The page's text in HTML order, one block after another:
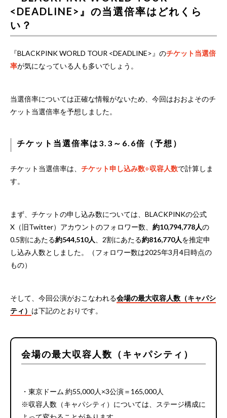
<DEADLINE>』の当選倍率はどれくら
い？
『BLACKPINK WORLD TOUR <DEADLINE>』のチケット当選倍
率が気になっている人も多いでしょう。
当選倍率については正確な情報がないため、今回はおおよそのチ
ケット当選倍率を予想しました。
チケット当選倍率は3.3～6.6倍（予想）
チケット当選倍率は、 チケット申し込み数÷収容人数で計算しま
す。
まず、チケットの申し込み数については、BLACKPINKの公式
X（旧Twitter）アカウントのフォロワー数、 約10,794,778人の
0.5割にあたる約544,510人 、2割にあたる約816,770人を推定申
し込み人数としました。（フォロワー数は2025年3月4日時点の
もの）
そして、今回公演がおこなわれる会場の最大収容人数（キャパシ
ティ） は下記のとおりです。
会場の最大収容人数（キャパシティ）
・東京ドーム 約55,000人×3公演＝165,000人
※収容人数（キャパシティ）については、ステージ構成に